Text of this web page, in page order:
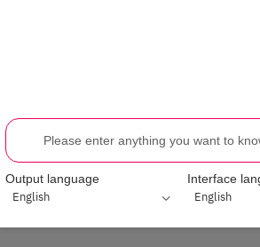
Output language Interface